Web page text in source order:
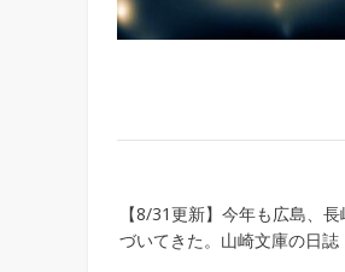
Post
navigation
【8/31更新】今年も広島、
づいてきた。山崎文庫の日誌